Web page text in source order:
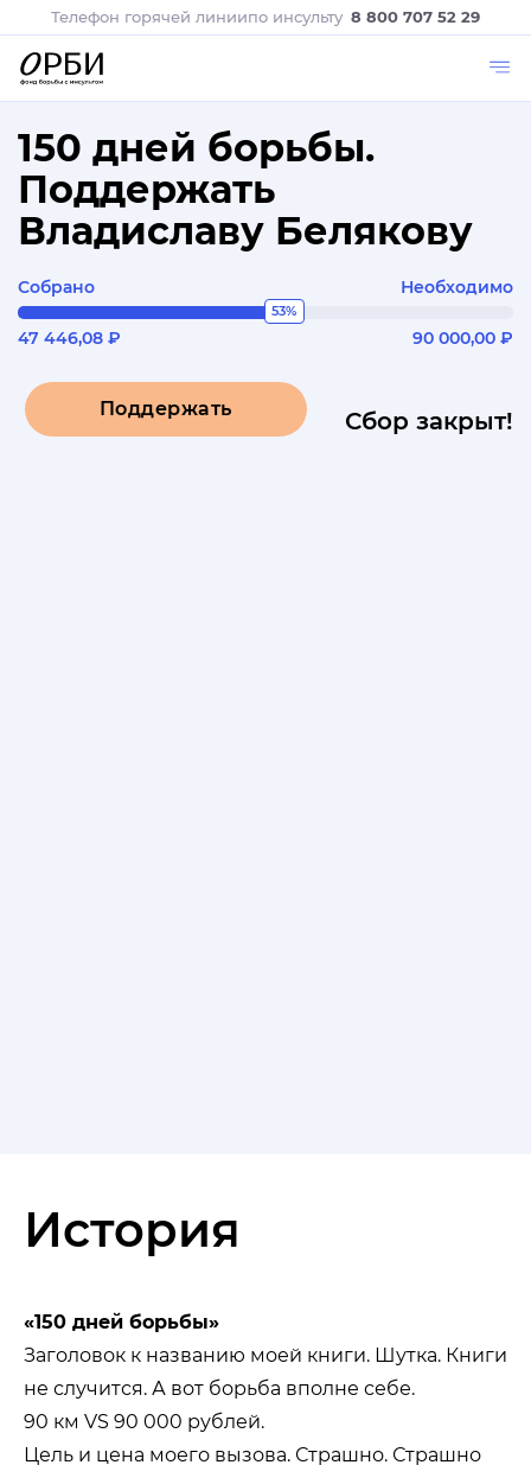
Телефон горячей линиипо инсульту 8 800 707 52 29
150 дней борьбы.
Поддержать
Владиславу Белякову
Собрано Необходимо
53%
47 446,08 ₽ 90 000,00 ₽
Поддержать Сбор закрыт!
История
«150 дней борьбы»
Заголовок к названию моей книги. Шутка. Книги
не случится. А вот борьба вполне себе.
90 км VS 90 000 рублей.
Цель и цена моего вызова. Страшно. Страшно